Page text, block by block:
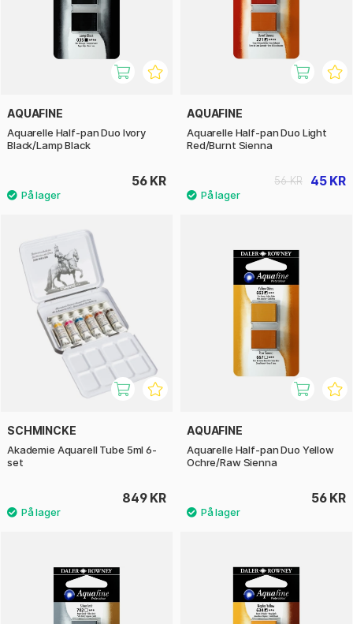
AQUAFINE
Aquarelle Half-pan Duo Ivory
Black/Lamp Black
56 KR
AQUAFINE
Aquarelle Half-pan Duo Light
Red/Burnt Sienna
45 KR
56 KR
SCHMINCKE
Akademie Aquarell Tube 5ml 6-
set
849 KR
AQUAFINE
Aquarelle Half-pan Duo Yellow
Ochre/Raw Sienna
56 KR